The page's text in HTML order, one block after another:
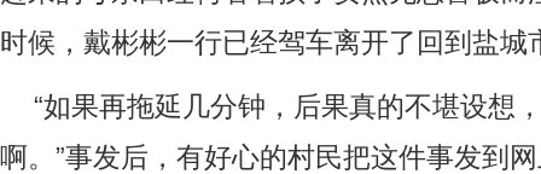
时候，戴彬彬一行已经驾车离开了回到盐城
“如果再拖延几分钟，后果真的不堪设想
啊。”事发后，有好心的村民把这件事发到